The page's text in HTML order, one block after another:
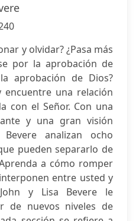
y olvidar? ¿Pasa más
por la aprobación de
aprobación de Dios?
encuentre una relación
con el Señor. Con una
y una gran visión
analizan ocho
pueden separarlo de
a cómo romper
entre usted y
y Lisa Bevere le
de nuevos niveles de